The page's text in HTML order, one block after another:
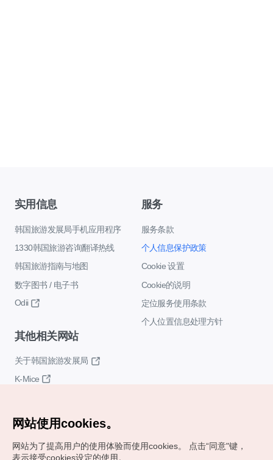
实用信息
韩国旅游发展局手机应用程序
1330韩国旅游咨询翻译热线
韩国旅游指南与地图
数字图书 / 电子书
Odii
服务
服务条款
个人信息保护政策
Cookie 设置
Cookie的说明
定位服务使用条款
个人位置信息处理方针
其他相关网站
关于韩国旅游发展局
K-Mice
网站使用cookies。
网站为了提高用户的使用体验而使用cookies。
点击“同意"键，
表示接受cookies设定的使用。